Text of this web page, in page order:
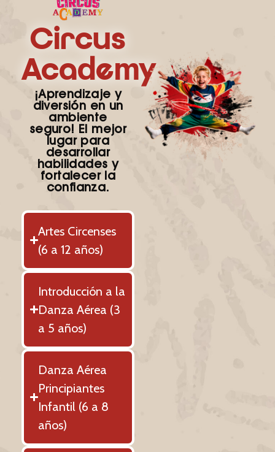
Circus
Academy
¡Aprendizaje y
diversión en un
ambiente
seguro! El mejor
lugar para
desarrollar
habilidades y
fortalecer la
confianza.
Artes Circenses
(6 a 12 años)
Introducción a la
Danza Aérea (3
a 5 años)
Danza Aérea
Principiantes
Infantil (6 a 8
años)